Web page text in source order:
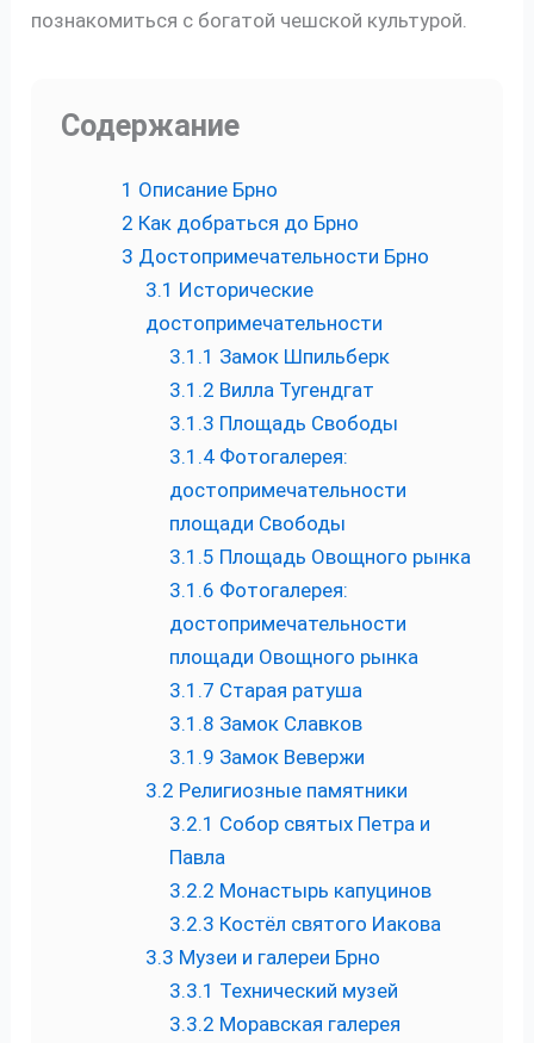
познакомиться с богатой чешской культурой.
Содержание
1 Описание Брно
2 Как добраться до Брно
3 Достопримечательности Брно
3.1 Исторические
достопримечательности
3.1.1 Замок Шпильберк
3.1.2 Вилла Тугендгат
3.1.3 Площадь Свободы
3.1.4 Фотогалерея:
достопримечательности
площади Свободы
3.1.5 Площадь Овощного рынка
3.1.6 Фотогалерея:
достопримечательности
площади Овощного рынка
3.1.7 Старая ратуша
3.1.8 Замок Славков
3.1.9 Замок Вевержи
3.2 Религиозные памятники
3.2.1 Собор святых Петра и
Павла
3.2.2 Монастырь капуцинов
3.2.3 Костёл святого Иакова
3.3 Музеи и галереи Брно
3.3.1 Технический музей
3.3.2 Моравская галерея